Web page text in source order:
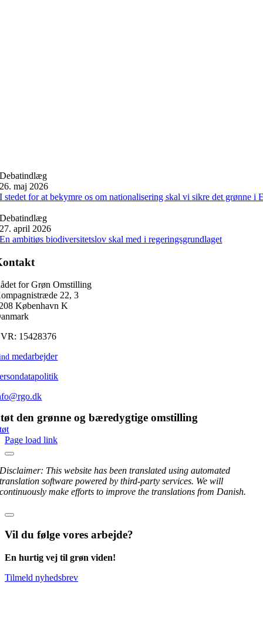
Debatindlæg
26. maj 2026
I stedet for at bekymre os om nationalisering skal vi sikre det grønne i
Debatindlæg
27. april 2026
En ambitiøs biodiversitetslov skal med i regeringsgrundlaget
for Grøn Omstilling
22, 3
København K
15428376
medarbejder
den grønne og bæredygtige omstilling
Page load link
Disclaimer: This website has been translated using automated
translation software powered by third-party services. We will
continuously make efforts to improve the translations from Danish.
Vil du følge vores arbejde?
En hurtig vej til grøn viden!
Tilmeld nyhedsbrev